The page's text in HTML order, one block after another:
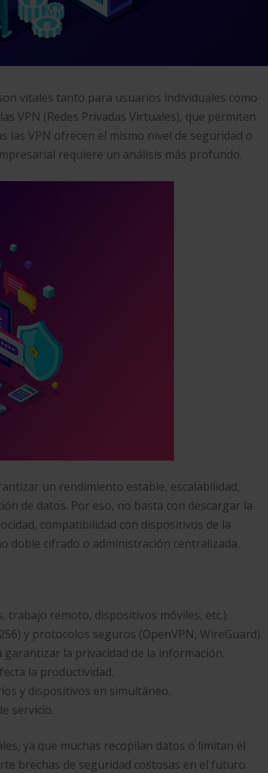
vitales tanto para usuarios individuales como
VPN (Redes Privadas Virtuales), que permiten
las VPN ofrecen el mismo nivel de seguridad o
requiere un análisis más profundo.
un rendimiento estable, escalabilidad,
de datos. Por eso, no basta con descargar la
compatibilidad con dispositivos de la
doble cifrado o administración centralizada.
trabajo remoto, dispositivos móviles, etc.).
y protocolos seguros (OpenVPN, WireGuard).
la privacidad de la información.
la productividad.
y dispositivos en simultáneo.
servicio.
ya que muchas recopilan datos o limitan el
brechas de seguridad costosas en el futuro.